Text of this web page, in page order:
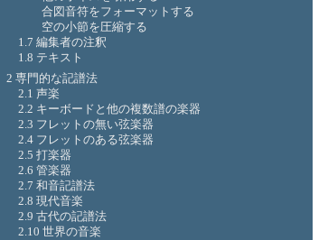
合図音符をフォーマットする
空の小節を圧縮する
1.7 編集者の注釈
1.8 テキスト
2 専門的な記譜法
2.1 声楽
2.2 キーボードと他の複数譜の楽器
2.3 フレットの無い弦楽器
2.4 フレットのある弦楽器
2.5 打楽器
2.6 管楽器
2.7 和音記譜法
2.8 現代音楽
2.9 古代の記譜法
2.10 世界の音楽